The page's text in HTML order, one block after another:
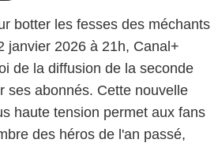
botter les fesses des méchants
janvier 2026 à 21h, Canal+
de la diffusion de la seconde
ses abonnés. Cette nouvelle
haute tension permet aux fans
des héros de l'an passé,